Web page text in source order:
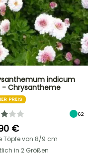
indicum
- Chrysantheme
PREIS
62
€
Töpfe von 8/9 cm
in 2 Größen